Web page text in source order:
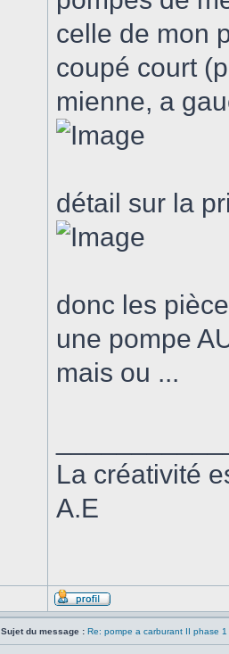
celle de mon
coupé court
mienne, a
détail sur la
donc les
une pompe
mais ou ...
La créativité
A.E
Sujet du message : Re: pompe a carburant II phase 1